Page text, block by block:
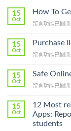
15
Oct
How To
在
To
Lamisil
A
Prescription〉
留言功能已關閉
15
Oct
Purchase
在
Ilosone
Cheap〉
留言功能已關閉
15
Oct
Safe
在
Online
Pharmacy
Stromectol〉
中
留言功能已關閉
15
Oct
12 Most
Apps:
students